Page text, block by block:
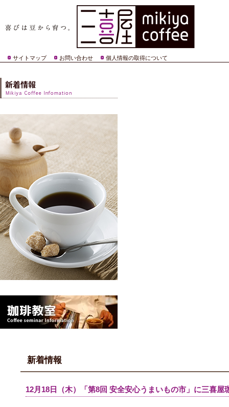
サイトマップ お問い合わせ 個人情報の取得について
新着情報
12月18日（木）「第8回 安全安心うまいもの市」に三喜屋